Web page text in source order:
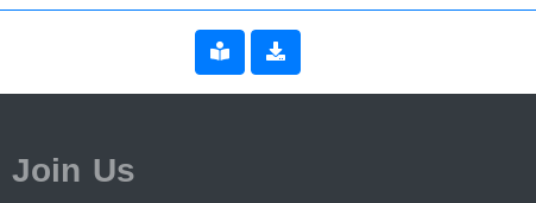
Join Us